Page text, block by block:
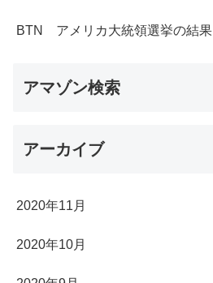
BTN アメリカ大統領選挙の結果
アマゾン検索
アーカイブ
2020年11月
2020年10月